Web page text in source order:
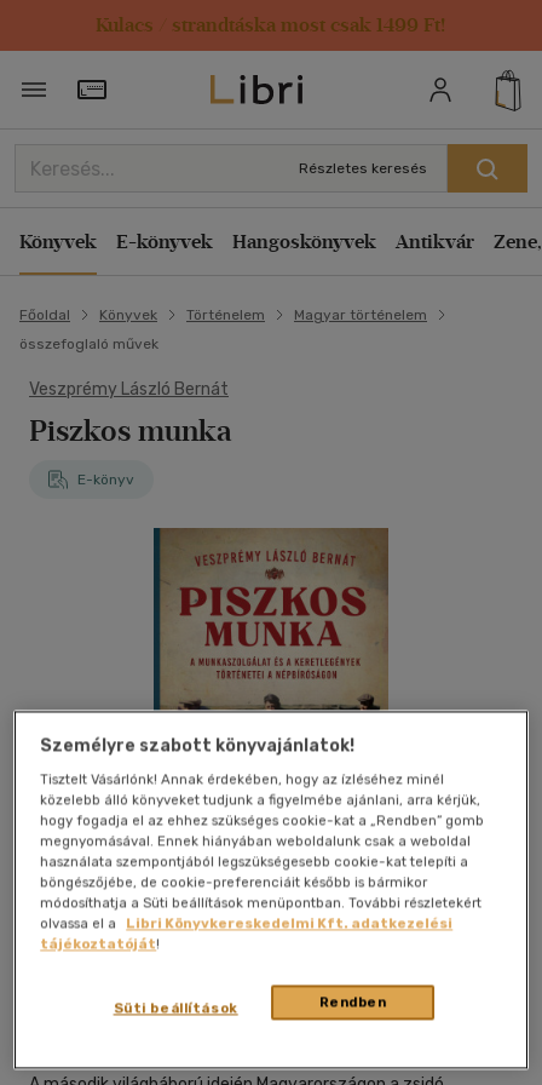
Kulacs / strandtáska most csak 1499 Ft!
Törzsvásárlói Kártya adatai
Részletes keresés
Könyvek E-könyvek Hangoskönyvek Antikvár
Főoldal Könyvek Történelem
Magyar történelem
összefoglaló művek
Veszprémy László Bernát
Piszkos munka
E-könyv
Beleolvasok
Személyre szabott könyvajánlatok!
Tisztelt Vásárlónk! Annak érdekében, hogy az ízléséhez minél
közelebb álló könyveket tudjunk a figyelmébe ajánlani, arra kérjük,
hogy fogadja el az ehhez szükséges cookie-kat a „Rendben” gomb
megnyomásával. Ennek hiányában weboldalunk csak a weboldal
használata szempontjából legszükségesebb cookie-kat telepíti a
böngészőjébe, de cookie-preferenciáit később is bármikor
módosíthatja a Süti beállítások menüpontban. További részletekért
olvassa el a
Libri Könyvkereskedelmi Kft. adatkezelési
tájékoztatóját!
Rendben
Süti beállítások